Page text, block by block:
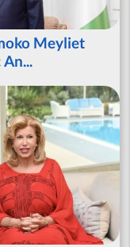
Meyliet